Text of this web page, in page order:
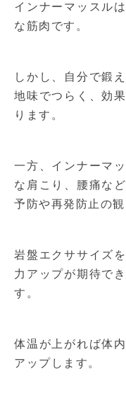
インナーマッスル
な筋肉です。
しかし、自分で鍛
地味でつらく、効
ります。
一方、インナーマ
な肩こり、腰痛な
予防や再発防止の
岩盤エクササイズ
力アップが期待で
す。
体温が上がれば体
アップします。